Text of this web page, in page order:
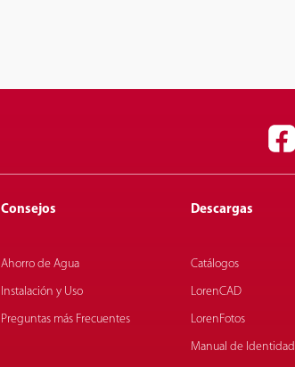
Consejos
Ahorro de Agua
Instalación y Uso
Preguntas más Frecuentes
Descargas
Catálogos
LorenCAD
LorenFotos
Manual de Identidad